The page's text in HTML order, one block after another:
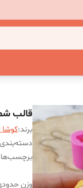
قالب
برند:
دسته‌بندی
وزن